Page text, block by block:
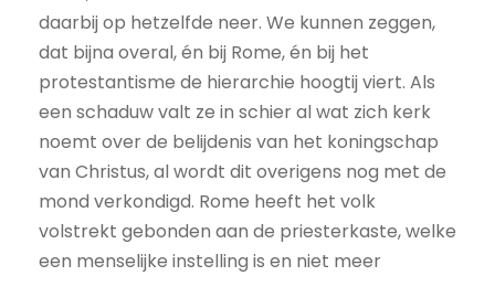
daarbij op hetzelfde neer. We kunnen zeggen,
dat bijna overal, én bij Rome, én bij het
protestantisme de hierarchie hoogtij viert. Als
een schaduw valt ze in schier al wat zich kerk
noemt over de belijdenis van het koningschap
van Christus, al wordt dit overigens nog met de
mond verkondigd. Rome heeft het volk
volstrekt gebonden aan de priesterkaste, welke
een menselijke instelling is en niet meer